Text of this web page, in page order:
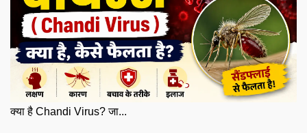
क्या है Chandi Virus? जा...